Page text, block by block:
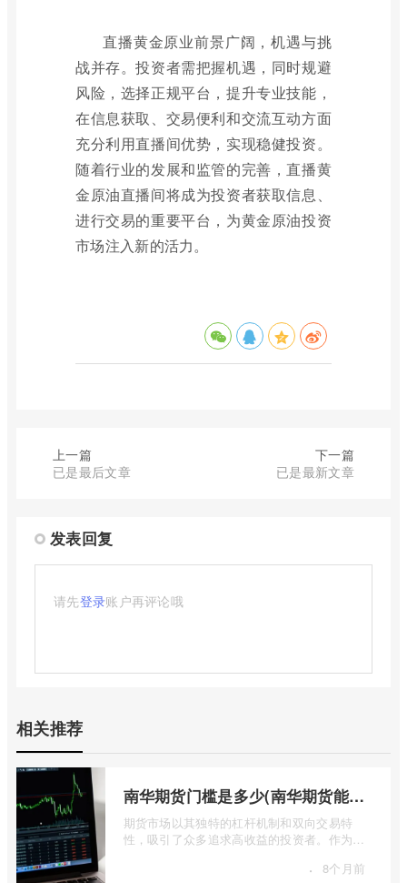
直播黄金原业前景广阔，机遇与挑
战并存。投资者需把握机遇，同时规避
风险，选择正规平台，提升专业技能，
在信息获取、交易便利和交流互动方面
充分利用直播间优势，实现稳健投资。
随着行业的发展和监管的完善，直播黄
金原油直播间将成为投资者获取信息、
进行交易的重要平台，为黄金原油投资
市场注入新的活力。
上一篇
已是最后文章
下一篇
已是最新文章
发表回复
请先登录账户再评论哦
相关推荐
南华期货门槛是多少(南华期货能做国际期货吗)
期货市场以其独特的杠杆机制和双向交易特
性，吸引了众多追求高收益的投资者。作为中
· 8个月前